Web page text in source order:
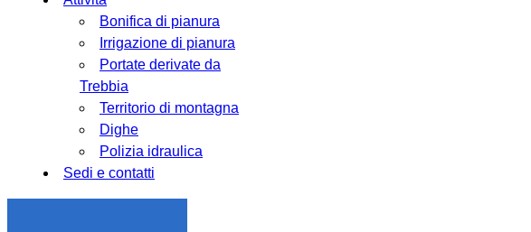
Bonifica di pianura
Irrigazione di pianura
Portate derivate da
Trebbia
Territorio di montagna
Dighe
Polizia idraulica
Sedi e contatti